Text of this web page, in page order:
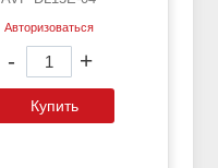
Авторизоваться
- +
Купить